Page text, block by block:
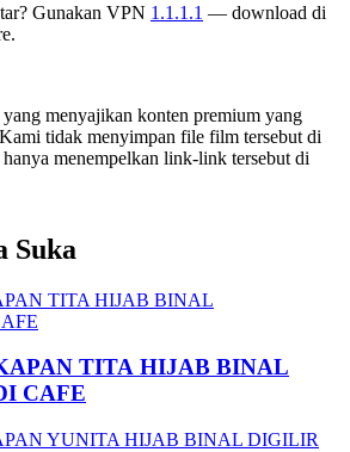
Gunakan VPN 1.1.1.1 — download di
menyajikan konten premium yang
tidak menyimpan file film tersebut di
menempelkan link-link tersebut di
Suka
TITA HIJAB BINAL
CAFE